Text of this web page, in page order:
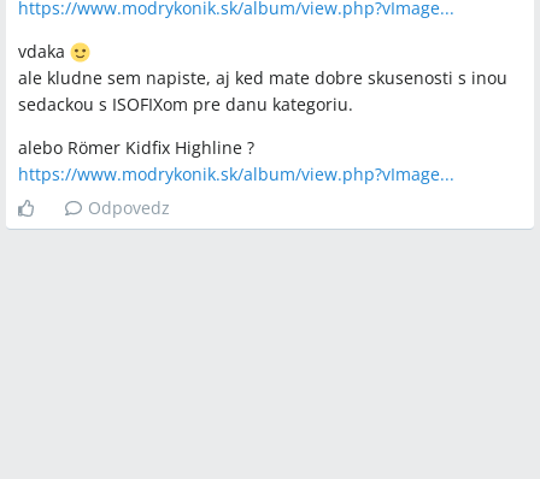
https://www.modrykonik.sk/album/view.php?vImage...
vdaka
ale kludne sem napiste, aj ked mate dobre skusenosti s inou
sedackou s ISOFIXom pre danu kategoriu.
alebo Römer Kidfix Highline ?
https://www.modrykonik.sk/album/view.php?vImage...
Odpovedz